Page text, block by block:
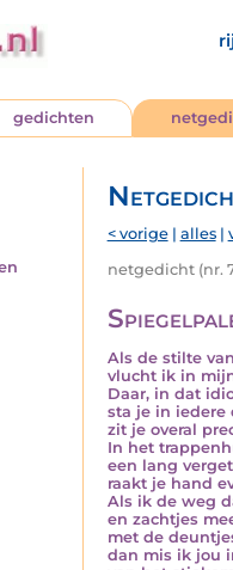
gedichten
< vorige| alles|
netgedicht (nr.
Als de stilte
vlucht ik in
Daar, in dat
sta je in iedere
zit je overal
In het
een lang
raakt je hand
Als ik de weg
en zachtjes
met de
dan mis ik jou